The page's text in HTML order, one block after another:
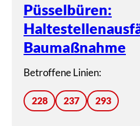
Püsselbüren:
Baumaßnahme
Betroffene Linien:
228 237 293